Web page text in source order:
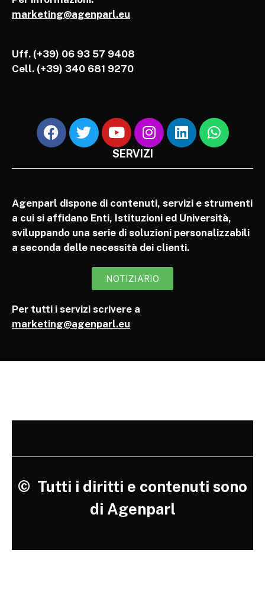
marketing@agenparl.eu
Uff. (+39) 06 93 57 9408
Cell. (+39) 340 681 9270
SERVIZI
Agenparl dispone di contenuti, servizi e strumenti
a cui si affidano Enti, Istituzioni ed Università,
sviluppando una serie di soluzioni personalizzabili
a seconda delle necessità dei clienti.
NOTIZIARIO
Per tutti i servizi scrivere a
marketing@agenparl.eu
© Tutti i diritti e contenuti sono
di Agenparl